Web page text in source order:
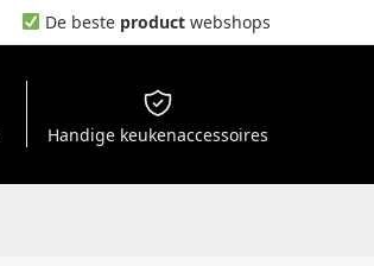
De beste product webshops
Handige keukenaccessoires